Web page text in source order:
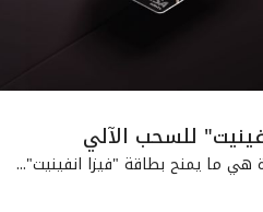
للسحب الآلي
هي ما يمنح بطاقة "فيزا انفينيت"...